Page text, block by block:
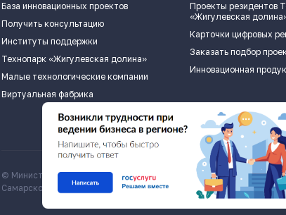
База инновационных проектов
Получить консультацию
Институты поддержки
Технопарк «Жигулевская долина»
Малые технологические компании
Виртуальная фабрика
Проекты резидентов
«Жигулевская
Карточки цифровых
Заказать подбор
Инновационная
© Министерство экономического развития и инвестиций
Самарской области, economy.samregion.ru, 2026
Все